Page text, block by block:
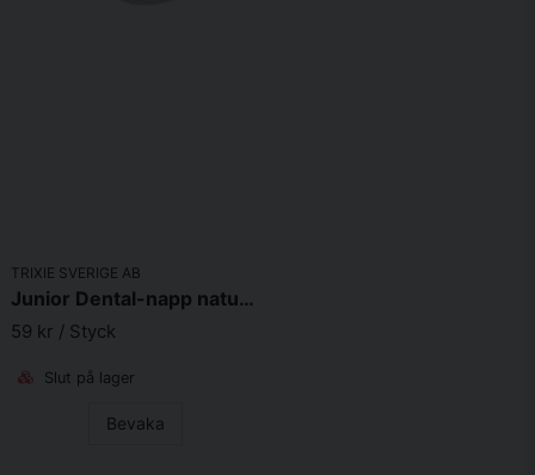
TRIXIE SVERIGE AB
Junior Dental-napp naturgummi 9cm
59 kr / Styck
Slut på lager
Bevaka